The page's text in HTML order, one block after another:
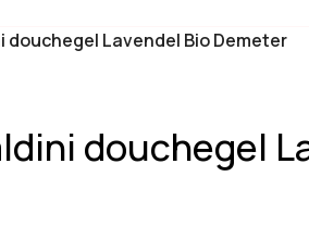
douchegel Lavendel Bio Demeter
douchegel